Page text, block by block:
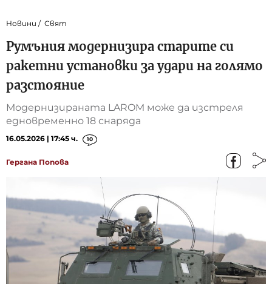
Новини Свят
Румъния модернизира старите си
ракетни установки за удари на голямо
разстояние
Модернизираната LAROM може да изстреля
едновременно 18 снаряда
16.05.2026 | 17:45 ч. 10
Гергана Попова